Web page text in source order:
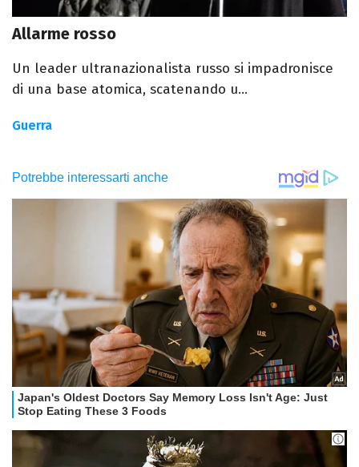
Allarme rosso
Un leader ultranazionalista russo si impadronisce
di una base atomica, scatenando u...
Guerra